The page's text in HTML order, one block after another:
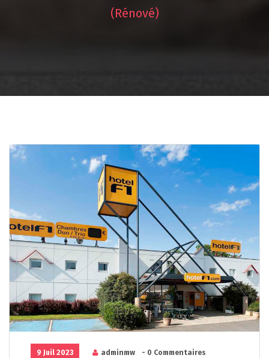
(rénové)
9 Juil 2023 adminmw
- 0 Commentaires